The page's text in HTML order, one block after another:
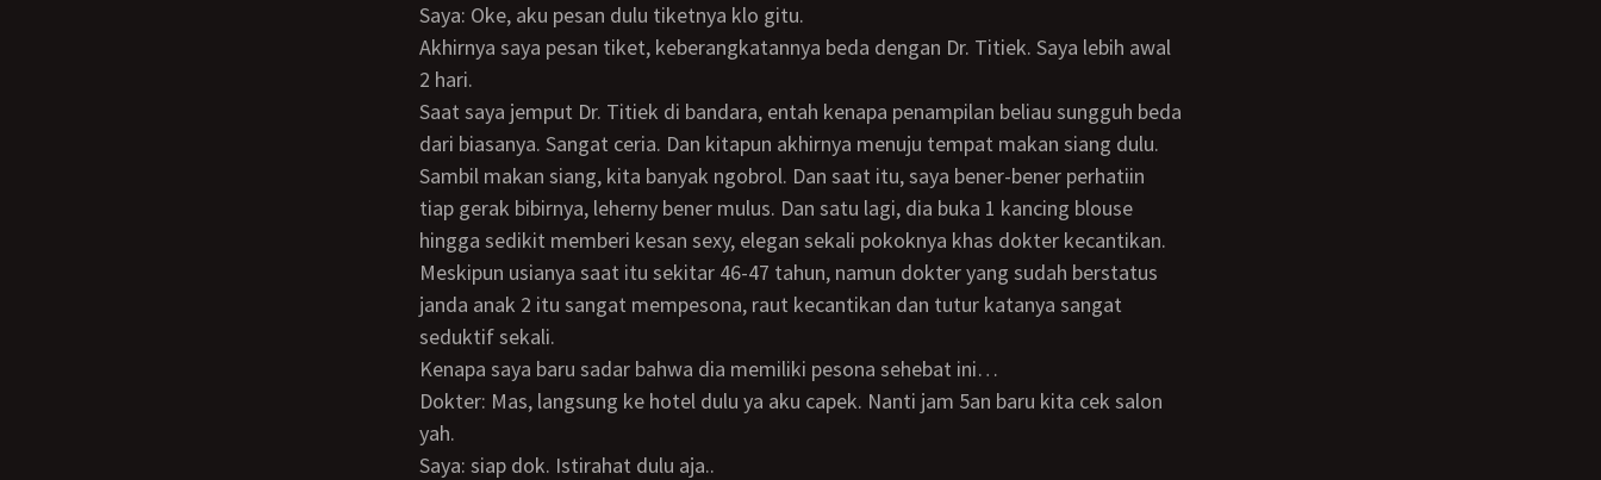
Saya: Oke, aku pesan dulu tiketnya klo gitu.
Akhirnya saya pesan tiket, keberangkatannya beda dengan Dr. Titiek. Saya lebih awal
2 hari.
Saat saya jemput Dr. Titiek di bandara, entah kenapa penampilan beliau sungguh beda
dari biasanya. Sangat ceria. Dan kitapun akhirnya menuju tempat makan siang dulu.
Sambil makan siang, kita banyak ngobrol. Dan saat itu, saya bener-bener perhatiin
tiap gerak bibirnya, leherny bener mulus. Dan satu lagi, dia buka 1 kancing blouse
hingga sedikit memberi kesan sexy, elegan sekali pokoknya khas dokter kecantikan.
Meskipun usianya saat itu sekitar 46-47 tahun, namun dokter yang sudah berstatus
janda anak 2 itu sangat mempesona, raut kecantikan dan tutur katanya sangat
seduktif sekali.
Kenapa saya baru sadar bahwa dia memiliki pesona sehebat ini…
Dokter: Mas, langsung ke hotel dulu ya aku capek. Nanti jam 5an baru kita cek salon
yah.
Saya: siap dok. Istirahat dulu aja..